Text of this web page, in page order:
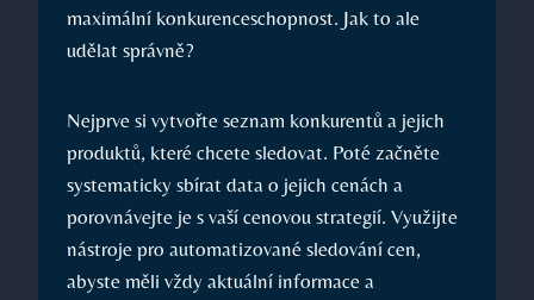
maximální konkurenceschopnost. Jak to ale
udělat správně?
Nejprve si vytvořte seznam konkurentů a jejich
produktů, které chcete sledovat. Poté začněte
systematicky sbírat data o jejich cenách a
porovnávejte je s vaší cenovou strategií. Využijte
nástroje pro automatizované sledování cen,
abyste měli vždy aktuální informace a